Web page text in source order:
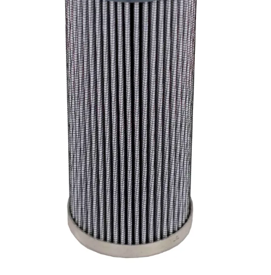
Erikoisletkut
Kokoonpano ja räätälöinti
Päävarasto
Digitaaliset tilauskanavat
Myymälät
Palveluvarastot
Ennakoiva kartoitus
Enerpac-huolto
24h päivystys
Tekninen tuki
Sylinterilaskuri
Sähköteholaskuri
Virtausnopeuslaskuri
Hammaspyöräpumpun tilavuuslaskuri
Hydrauliteholaskuri
Teollisuusletkuhaku
Suodatinhaku
Magneettikelahaku
Avoimet työpaikat
Ympäristöpolitiikka